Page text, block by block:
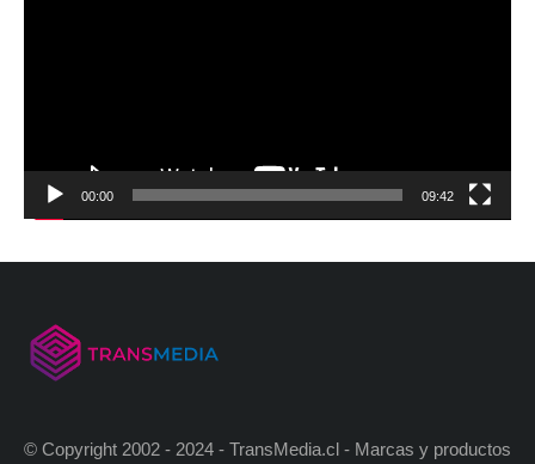
00:00 09:42
© Copyright 2002 - 2024 - TransMedia.cl - Marcas y productos